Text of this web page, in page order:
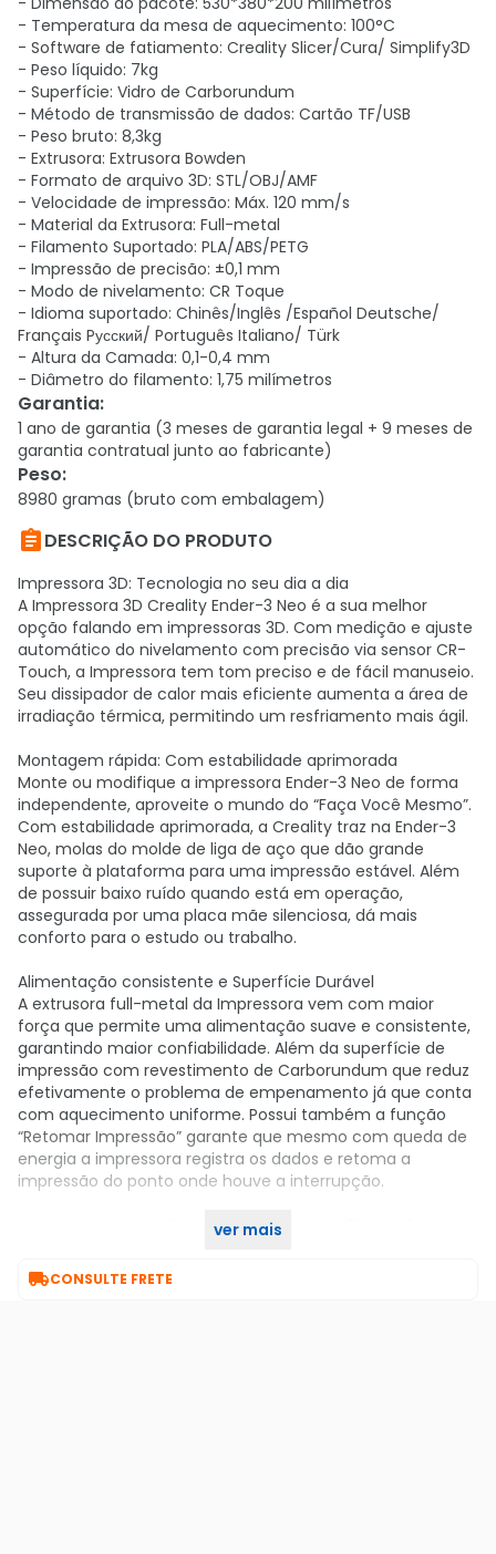
- Temperatura da mesa de aquecimento: 100°C
- Software de fatiamento: Creality Slicer/Cura/ Simplify3D
- Peso líquido: 7kg
- Superfície: Vidro de Carborundum
- Método de transmissão de dados: Cartão TF/USB
- Peso bruto: 8,3kg
- Extrusora: Extrusora Bowden
- Formato de arquivo 3D: STL/OBJ/AMF
- Velocidade de impressão: Máx. 120 mm/s
- Material da Extrusora: Full-metal
- Filamento Suportado: PLA/ABS/PETG
- Impressão de precisão: ±0,1 mm
- Modo de nivelamento: CR Toque
- Idioma suportado: Chinês/Inglês /Español Deutsche/
Français Pусский/ Português Italiano/ Türk
- Altura da Camada: 0,1-0,4 mm
- Diâmetro do filamento: 1,75 milímetros
Garantia:
1 ano de garantia (3 meses de garantia legal + 9 meses de
garantia contratual junto ao fabricante)
Peso:
8980 gramas (bruto com embalagem)
DESCRIÇÃO DO PRODUTO
Impressora 3D: Tecnologia no seu dia a dia
A Impressora 3D Creality Ender-3 Neo é a sua melhor
opção falando em impressoras 3D. Com medição e ajuste
automático do nivelamento com precisão via sensor CR-
Touch, a Impressora tem tom preciso e de fácil manuseio.
Seu dissipador de calor mais eficiente aumenta a área de
irradiação térmica, permitindo um resfriamento mais ágil.
Montagem rápida: Com estabilidade aprimorada
Monte ou modifique a impressora Ender-3 Neo de forma
independente, aproveite o mundo do “Faça Você Mesmo”.
Com estabilidade aprimorada, a Creality traz na Ender-3
Neo, molas do molde de liga de aço que dão grande
suporte à plataforma para uma impressão estável. Além
de possuir baixo ruído quando está em operação,
assegurada por uma placa mãe silenciosa, dá mais
conforto para o estudo ou trabalho.
Alimentação consistente e Superfície Durável
A extrusora full-metal da Impressora vem com maior
força que permite uma alimentação suave e consistente,
garantindo maior confiabilidade. Além da superfície de
impressão com revestimento de Carborundum que reduz
efetivamente o problema de empenamento já que conta
com aquecimento uniforme. Possui também a função
“Retomar Impressão” garante que mesmo com queda de
energia a impressora registra os dados e retoma a
impressão do ponto onde houve a interrupção.
Compre aqui no KaBuM! a sua Impressora 3D Creality
ver mais
CONSULTE FRETE